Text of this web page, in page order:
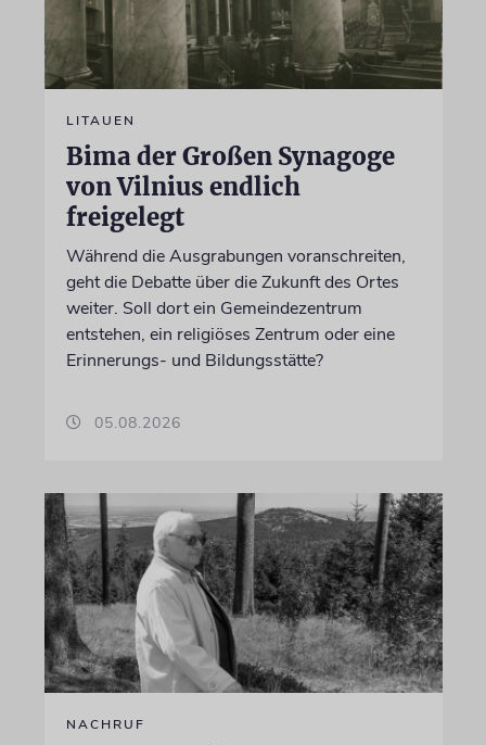
LITAUEN
Bima der Großen Synagoge
von Vilnius endlich
freigelegt
Während die Ausgrabungen voranschreiten,
geht die Debatte über die Zukunft des Ortes
weiter. Soll dort ein Gemeindezentrum
entstehen, ein religiöses Zentrum oder eine
Erinnerungs- und Bildungsstätte?
05.08.2026
NACHRUF